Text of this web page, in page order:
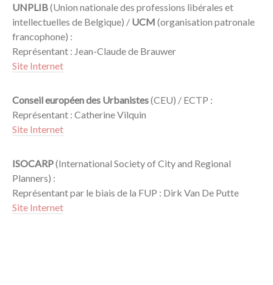
UNPLIB(Union nationale des professions libérales et
intellectuelles de Belgique) / UCM (organisation patronale
francophone) :
Représentant : Jean-Claude de Brauwer
Site Internet
Conseil européen des Urbanistes(CEU) / ECTP :
Représentant : Catherine Vilquin
Site Internet
ISOCARP(International Society of City and Regional
Planners) :
Représentant par le biais de la FUP : Dirk Van De Putte
Site Internet